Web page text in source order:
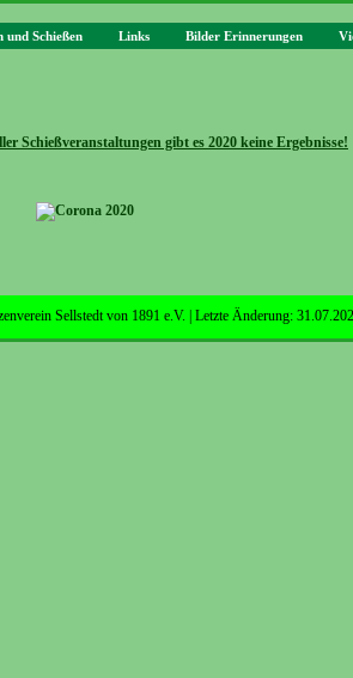
und Schießen Links Bilder Erinnerungen
Schießveranstaltungen gibt es 2020 keine Ergebnisse!
Sellstedt von 1891 e.V. | Letzte Änderung: